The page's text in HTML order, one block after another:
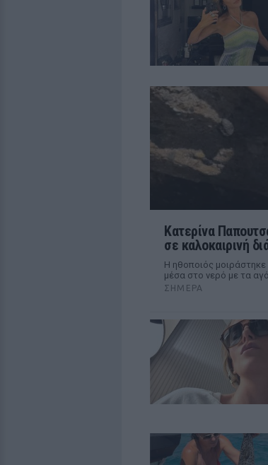
Κατερίνα
σε καλοκαιρινή
Η ηθοποιός
μέσα στο νερό με τα
ΣΉΜΕΡΑ